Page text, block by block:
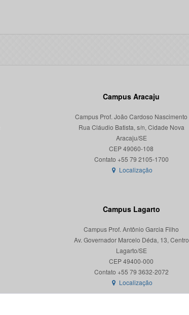
Campus Aracaju
Campus Prof. João Cardoso Nascimento
Rua Cláudio Batista, s/n, Cidade Nova
Aracaju/SE
CEP 49060-108
Localização
Campus Lagarto
Campus Prof. Antônio Garcia Filho
Av. Governador Marcelo Déda, 13, Centro
Lagarto/SE
CEP 49400-000
Localização